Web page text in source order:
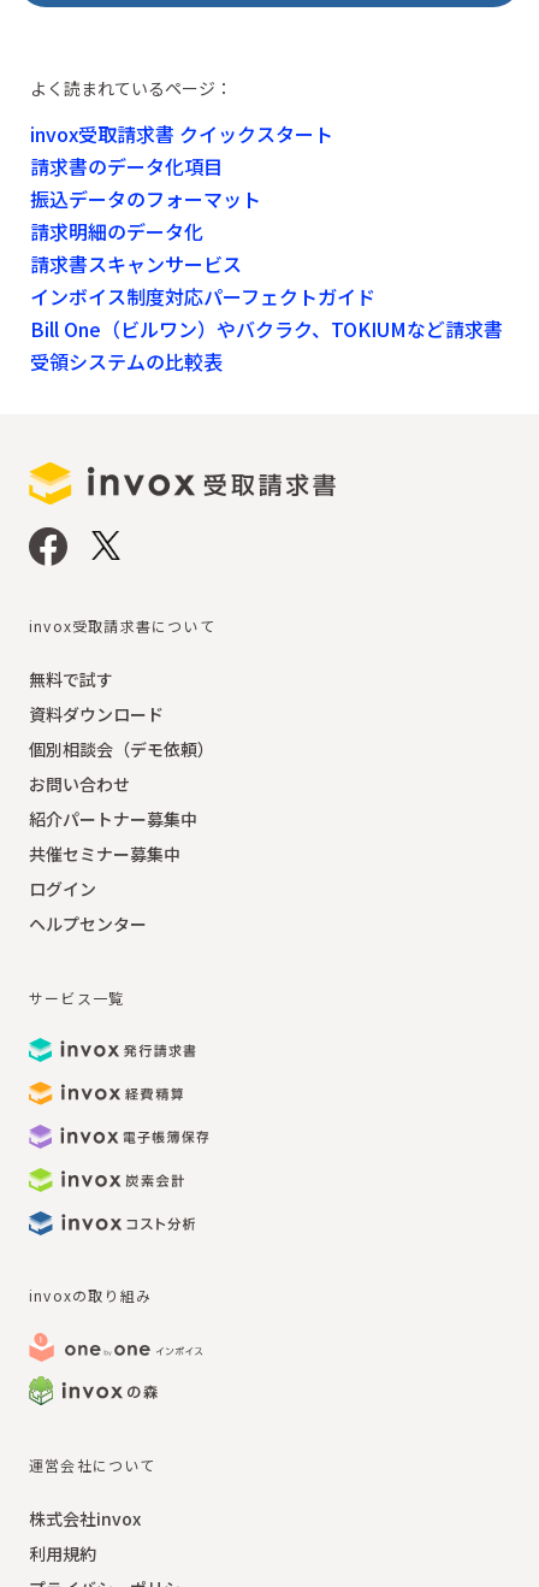
よく読まれているページ：
invox受取請求書 クイックスタート
請求書のデータ化項目
振込データのフォーマット
請求明細のデータ化
請求書スキャンサービス
インボイス制度対応パーフェクトガイド
Bill One（ビルワン）やバクラク、TOKIUMなど請求書
受領システムの比較表
invox受取請求書について
無料で試す
資料ダウンロード
個別相談会（デモ依頼）
お問い合わせ
紹介パートナー募集中
共催セミナー募集中
ログイン
ヘルプセンター
サービス一覧
invoxの取り組み
運営会社について
株式会社invox
利用規約